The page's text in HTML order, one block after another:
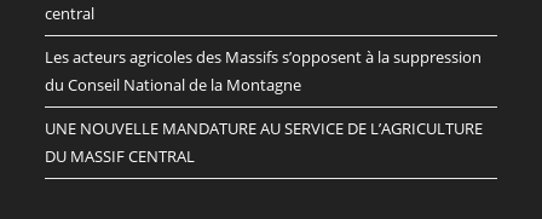
central
Les acteurs agricoles des Massifs s’opposent à la suppression
du Conseil National de la Montagne
UNE NOUVELLE MANDATURE AU SERVICE DE L’AGRICULTURE
DU MASSIF CENTRAL